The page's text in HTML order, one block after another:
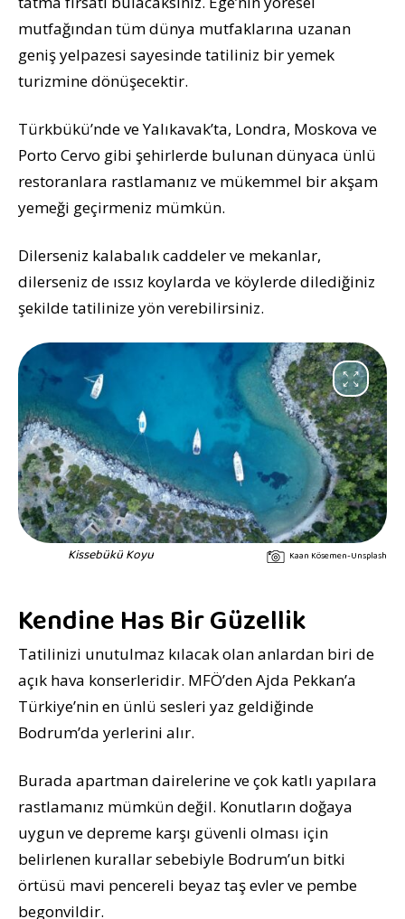
mutfağından tüm dünya mutfaklarına uzanan
geniş yelpazesi sayesinde tatiliniz bir yemek
turizmine dönüşecektir.
Türkbükü’nde ve Yalıkavak’ta, Londra, Moskova ve
Porto Cervo gibi şehirlerde bulunan dünyaca ünlü
restoranlara rastlamanız ve mükemmel bir akşam
yemeği geçirmeniz mümkün.
Dilerseniz kalabalık caddeler ve mekanlar,
dilerseniz de ıssız koylarda ve köylerde dilediğiniz
şekilde tatilinize yön verebilirsiniz.
Kissebükü Koyu Kaan Kösemen-Unsplash
Kendine Has Bir Güzellik
Tatilinizi unutulmaz kılacak olan anlardan biri de
açık hava konserleridir. MFÖ’den Ajda Pekkan’a
Türkiye’nin en ünlü sesleri yaz geldiğinde
Bodrum’da yerlerini alır.
Burada apartman dairelerine ve çok katlı yapılara
rastlamanız mümkün değil. Konutların doğaya
uygun ve depreme karşı güvenli olması için
belirlenen kurallar sebebiyle Bodrum’un bitki
örtüsü mavi pencereli beyaz taş evler ve pembe
begonvildir.